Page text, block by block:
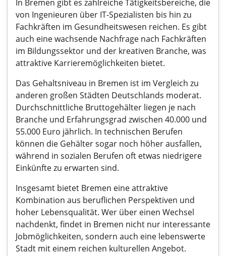
In Bremen gibt es zahlreiche Tätigkeitsbereiche, die
von Ingenieuren über IT-Spezialisten bis hin zu
Fachkräften im Gesundheitswesen reichen. Es gibt
auch eine wachsende Nachfrage nach Fachkräften
im Bildungssektor und der kreativen Branche, was
attraktive Karrieremöglichkeiten bietet.
Das Gehaltsniveau in Bremen ist im Vergleich zu
anderen großen Städten Deutschlands moderat.
Durchschnittliche Bruttogehälter liegen je nach
Branche und Erfahrungsgrad zwischen 40.000 und
55.000 Euro jährlich. In technischen Berufen
können die Gehälter sogar noch höher ausfallen,
während in sozialen Berufen oft etwas niedrigere
Einkünfte zu erwarten sind.
Insgesamt bietet Bremen eine attraktive
Kombination aus beruflichen Perspektiven und
hoher Lebensqualität. Wer über einen Wechsel
nachdenkt, findet in Bremen nicht nur interessante
Jobmöglichkeiten, sondern auch eine lebenswerte
Stadt mit einem reichen kulturellen Angebot.